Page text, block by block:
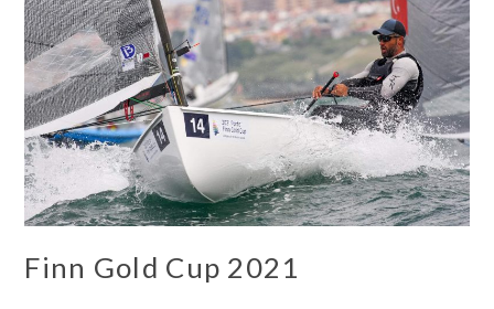
Finn Gold Cup 2021